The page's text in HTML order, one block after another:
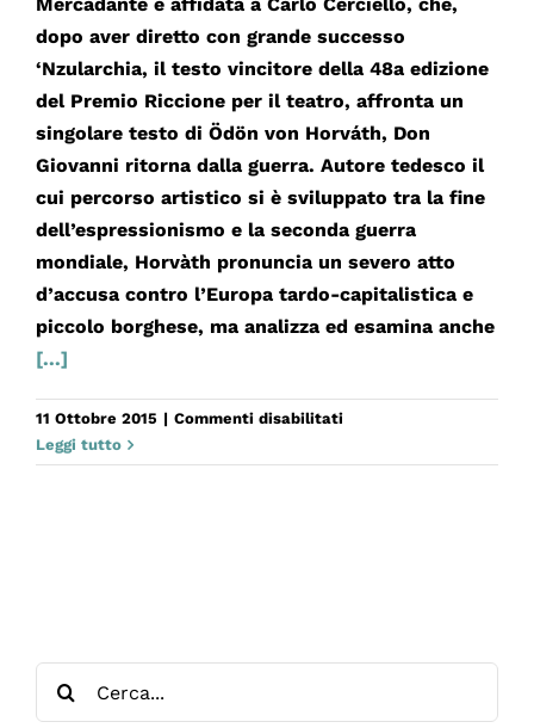
dopo aver diretto con grande successo
‘Nzularchia, il testo vincitore della 48a edizione
del Premio Riccione per il teatro, affronta un
singolare testo di Ödön von Horváth, Don
Giovanni ritorna dalla guerra. Autore tedesco il
cui percorso artistico si è sviluppato tra la fine
dell’espressionismo e la seconda guerra
mondiale, Horvàth pronuncia un severo atto
d’accusa contro l’Europa tardo-capitalistica e
piccolo borghese, ma analizza ed esamina anche
[...]
11 Ottobre 2015 | Commenti disabilitatisu
GIOVANNI
Leggi tutto